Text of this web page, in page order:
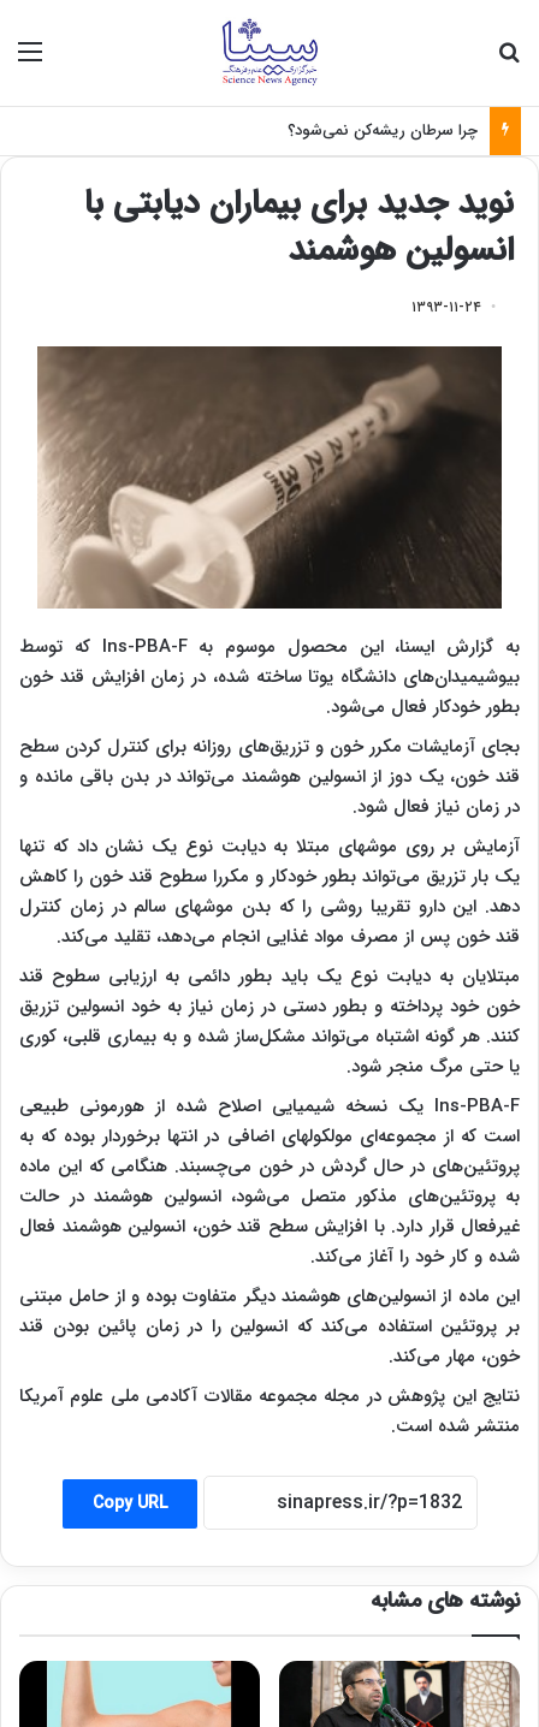
چرا سرطان ریشه‌کن نمی‌شود؟
نوید جدید برای بیماران دیابتی با
انسولین هوشمند
۱۳۹۳-۱۱-۲۴
به گزارش ایسنا، این محصول موسوم به Ins-PBA-F که توسط
بیوشیمیدان‌های دانشگاه یوتا ساخته شده، در زمان افزایش قند خون
بطور خودکار فعال می‌شود.
بجای آزمایشات مکرر خون و تزریق‌های روزانه برای کنترل کردن سطح
قند خون، یک دوز از انسولین هوشمند می‌تواند در بدن باقی مانده و
در زمان نیاز فعال شود.
آزمایش بر روی موشهای مبتلا به دیابت نوع یک نشان داد که تنها
یک بار تزریق می‌تواند بطور خودکار و مکررا سطوح قند خون را کاهش
دهد. این دارو تقریبا روشی را که بدن موشهای سالم در زمان کنترل
قند خون پس از مصرف مواد غذایی انجام می‌دهد، تقلید می‌کند.
مبتلایان به دیابت نوع یک باید بطور دائمی به ارزیابی سطوح قند
خون خود پرداخته و بطور دستی در زمان نیاز به خود انسولین تزریق
کنند. هر گونه اشتباه می‌تواند مشکل‌ساز شده و به بیماری قلبی، کوری
یا حتی مرگ منجر شود.
Ins-PBA-F یک نسخه شیمیایی اصلاح شده از هورمونی طبیعی
است که از مجموعه‌ای مولکولهای اضافی در انتها برخوردار بوده که به
پروتئین‌های در حال گردش در خون می‌چسبند. هنگامی که این ماده
به پروتئین‌های مذکور متصل می‌شود، انسولین هوشمند در حالت
غیرفعال قرار دارد. با افزایش سطح قند خون، انسولین هوشمند فعال
شده و کار خود را آغاز می‌کند.
این ماده از انسولین‌های هوشمند دیگر متفاوت بوده و از حامل مبتنی
بر پروتئین استفاده می‌کند که انسولین را در زمان پائین بودن قند
خون، مهار می‌کند.
نتایج این پژوهش در مجله مجموعه مقالات آکادمی ملی علوم آمریکا
منتشر شده است.
Copy URL
نوشته های مشابه